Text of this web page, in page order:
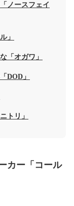
ノースフェイ
」
「オガワ」
DOD」
トリ」
カー「コール